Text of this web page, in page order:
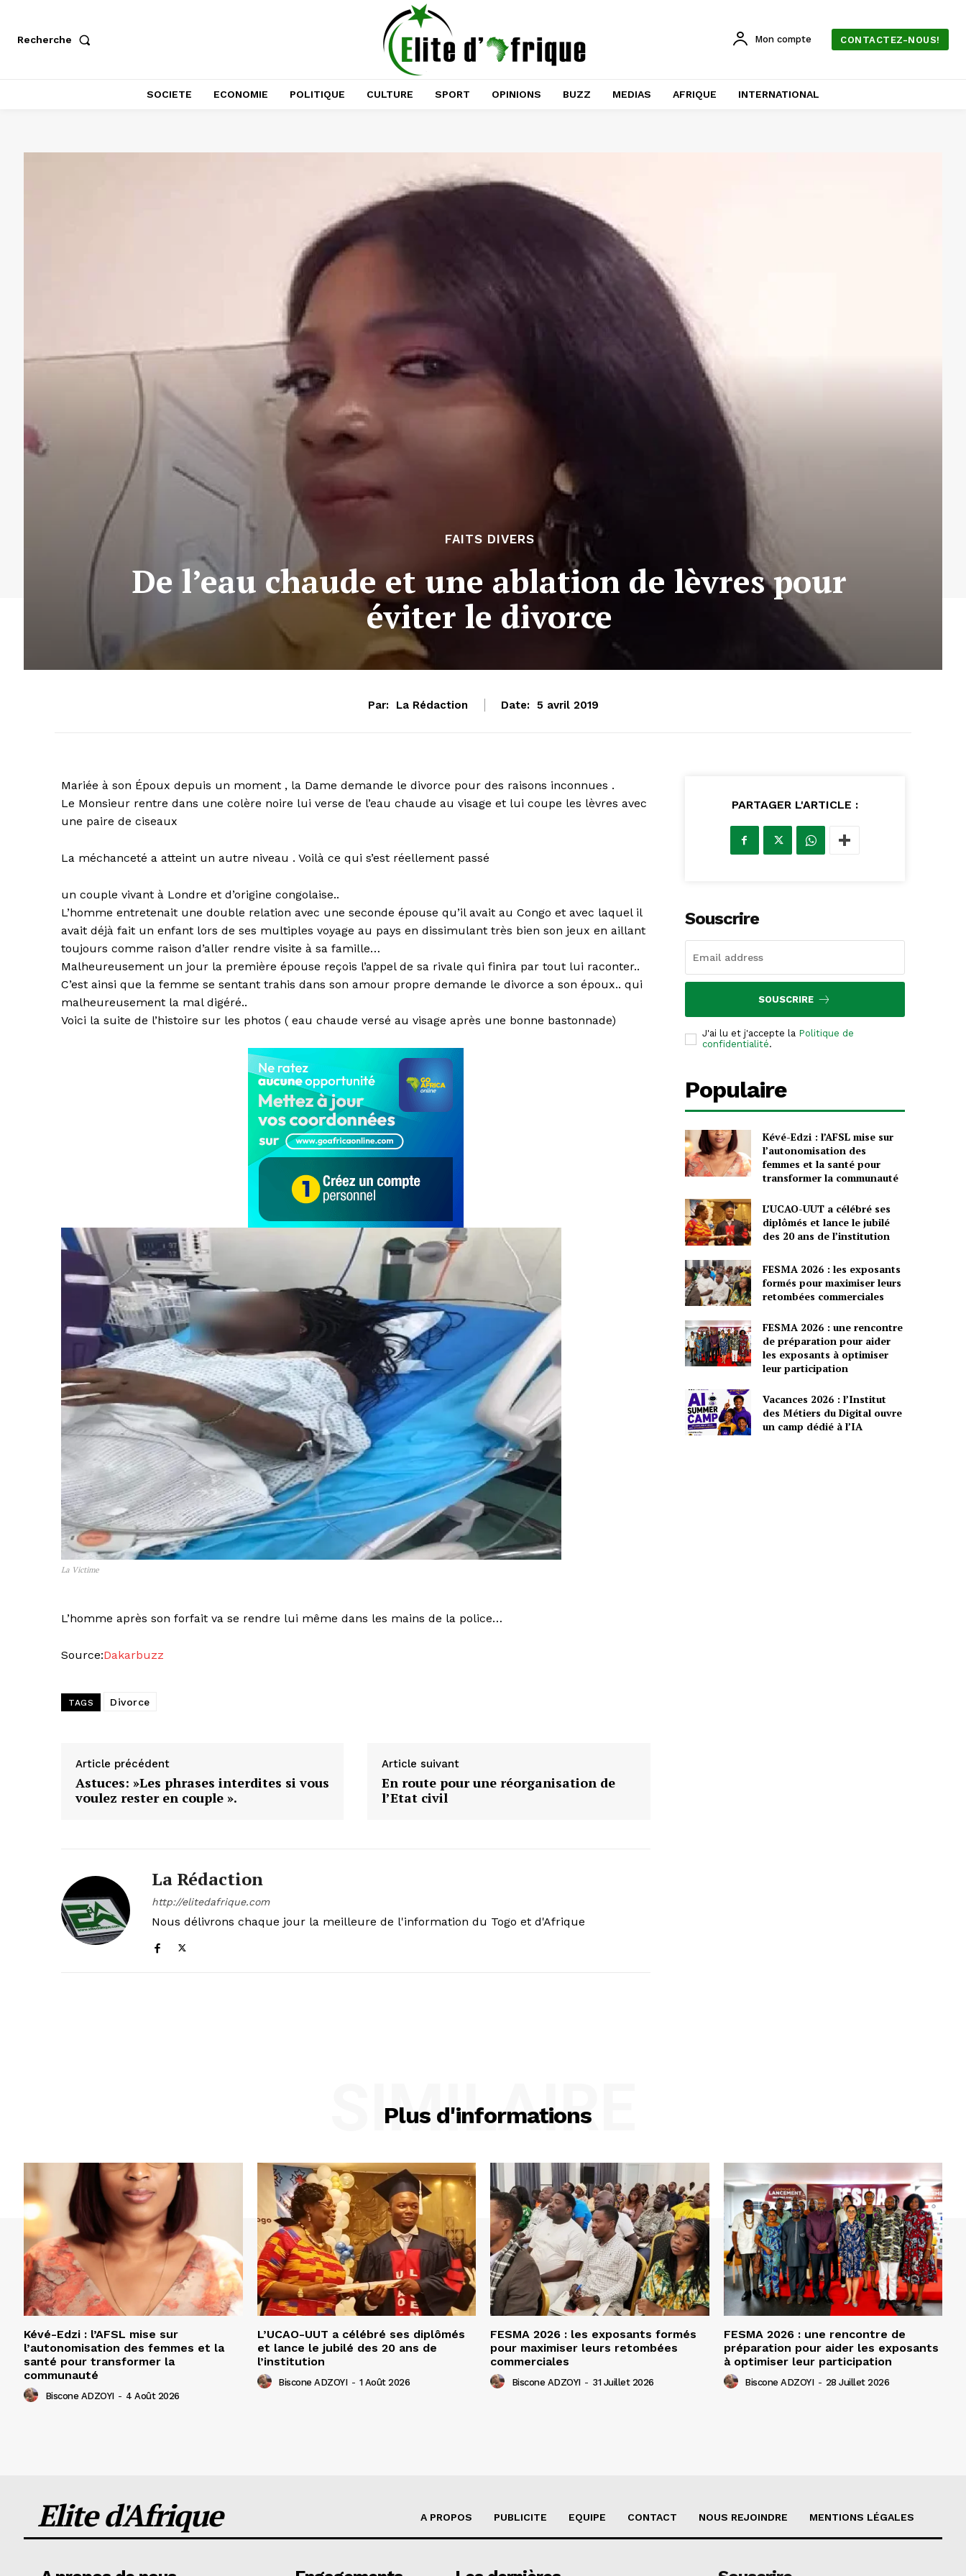
Recherche Mon compte CONTACTEZ-NOUS!
SOCIETE ECONOMIE POLITIQUE CULTURE SPORT OPINIONS BUZZ MEDIAS AFRIQUE INTERNATIONAL
FAITS DIVERS
De l’eau chaude et une ablation de lèvres pour
éviter le divorce
Par: La Rédaction Date: 5 avril 2019
Mariée à son Époux depuis un moment , la Dame demande le divorce pour des raisons inconnues .
Le Monsieur rentre dans une colère noire lui verse de l’eau chaude au visage et lui coupe les lèvres avec
une paire de ciseaux
La méchanceté a atteint un autre niveau . Voilà ce qui s’est réellement passé
un couple vivant à Londre et d’origine congolaise..
L’homme entretenait une double relation avec une seconde épouse qu’il avait au Congo et avec laquel il
avait déjà fait un enfant lors de ses multiples voyage au pays en dissimulant très bien son jeux en aillant
toujours comme raison d’aller rendre visite à sa famille…
Malheureusement un jour la première épouse reçois l’appel de sa rivale qui finira par tout lui raconter..
C’est ainsi que la femme se sentant trahis dans son amour propre demande le divorce a son époux.. qui
malheureusement la mal digéré..
Voici la suite de l’histoire sur les photos ( eau chaude versé au visage après une bonne bastonnade)
La Victime
L’homme après son forfait va se rendre lui même dans les mains de la police…
Source:Dakarbuzz
TAGS Divorce
Article précédent
Astuces: »Les phrases interdites si vous
voulez rester en couple ».
Article suivant
En route pour une réorganisation de
l’Etat civil
La Rédaction
http://elitedafrique.com
Nous délivrons chaque jour la meilleure de l'information du Togo et d'Afrique
PARTAGER L'ARTICLE :
Souscrire
SOUSCRIRE
J'ai lu et j'accepte la Politique de
confidentialité.
Populaire
Kévé-Edzi : l’AFSL mise sur
l’autonomisation des
femmes et la santé pour
transformer la communauté
L’UCAO-UUT a célébré ses
diplômés et lance le jubilé
des 20 ans de l’institution
FESMA 2026 : les exposants
formés pour maximiser leurs
retombées commerciales
FESMA 2026 : une rencontre
de préparation pour aider
les exposants à optimiser
leur participation
Vacances 2026 : l’Institut
des Métiers du Digital ouvre
un camp dédié à l’IA
Plus d'informations
SIMILAIRE
Kévé-Edzi : l’AFSL mise sur
l’autonomisation des femmes et la
santé pour transformer la
communauté
Biscone ADZOYI - 4 Août 2026
L’UCAO-UUT a célébré ses diplômés
et lance le jubilé des 20 ans de
l’institution
Biscone ADZOYI - 1 Août 2026
FESMA 2026 : les exposants formés
pour maximiser leurs retombées
commerciales
Biscone ADZOYI - 31 Juillet 2026
FESMA 2026 : une rencontre de
préparation pour aider les exposants
à optimiser leur participation
Biscone ADZOYI - 28 Juillet 2026
Elite d'Afrique A PROPOS PUBLICITE EQUIPE CONTACT NOUS REJOINDRE MENTIONS LÉGALES